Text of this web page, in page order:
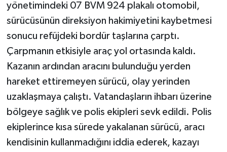
yönetimindeki 07 BVM 924 plakalı otomobil,
sürücüsünün direksiyon hakimiyetini kaybetmesi
sonucu refüjdeki bordür taşlarına çarptı.
Çarpmanın etkisiyle araç yol ortasında kaldı.
Kazanın ardından aracını bulunduğu yerden
hareket ettiremeyen sürücü, olay yerinden
uzaklaşmaya çalıştı. Vatandaşların ihbarı üzerine
bölgeye sağlık ve polis ekipleri sevk edildi. Polis
ekiplerince kısa sürede yakalanan sürücü, aracı
kendisinin kullanmadığını iddia ederek, kazayı